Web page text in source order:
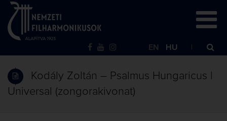
EN HU
Kodály Zoltán – Psalmus Hungaricus |
Universal (zongorakivonat)